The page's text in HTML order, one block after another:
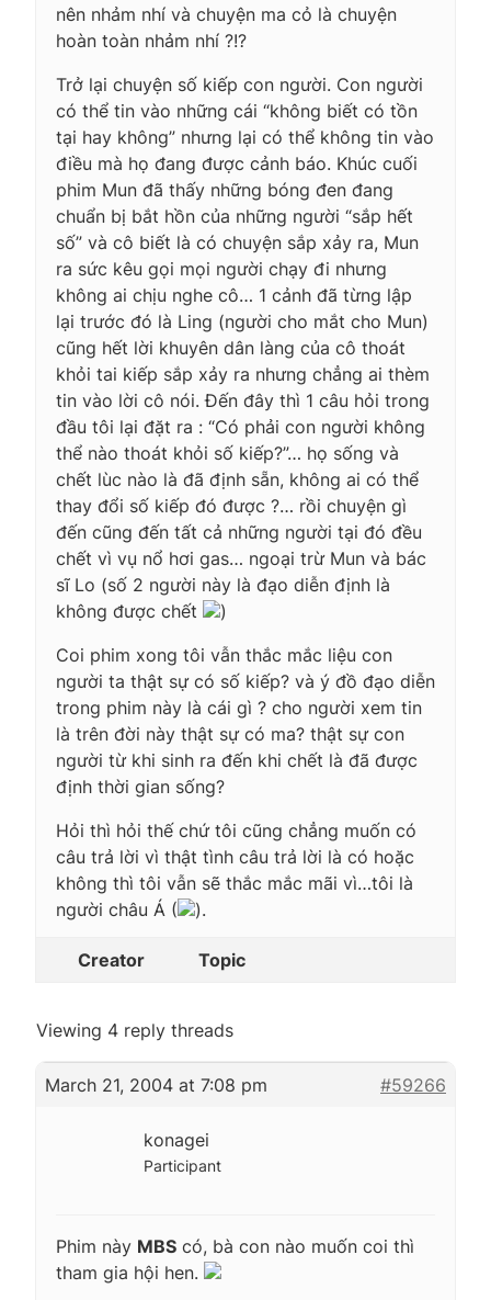
nên nhảm nhí và chuyện ma cỏ là chuyện
hoàn toàn nhảm nhí ?!?
Trở lại chuyện số kiếp con người. Con người
có thể tin vào những cái “không biết có tồn
tại hay không” nhưng lại có thể không tin vào
điều mà họ đang được cảnh báo. Khúc cuối
phim Mun đã thấy những bóng đen đang
chuẩn bị bắt hồn của những người “sắp hết
số” và cô biết là có chuyện sắp xảy ra, Mun
ra sức kêu gọi mọi người chạy đi nhưng
không ai chịu nghe cô… 1 cảnh đã từng lập
lại trước đó là Ling (người cho mắt cho Mun)
cũng hết lời khuyên dân làng của cô thoát
khỏi tai kiếp sắp xảy ra nhưng chẳng ai thèm
tin vào lời cô nói. Đến đây thì 1 câu hỏi trong
đầu tôi lại đặt ra : “Có phải con người không
thể nào thoát khỏi số kiếp?”… họ sống và
chết lùc nào là đã định sẵn, không ai có thể
thay đổi số kiếp đó được ?… rồi chuyện gì
đến cũng đến tất cả những người tại đó đều
chết vì vụ nổ hơi gas… ngoại trừ Mun và bác
sĩ Lo (số 2 người này là đạo diễn định là
không được chết
)
Coi phim xong tôi vẫn thắc mắc liệu con
người ta thật sự có số kiếp? và ý đồ đạo diễn
trong phim này là cái gì ? cho người xem tin
là trên đời này thật sự có ma? thật sự con
người từ khi sinh ra đến khi chết là đã được
định thời gian sống?
Hỏi thì hỏi thế chứ tôi cũng chẳng muốn có
câu trả lời vì thật tình câu trả lời là có hoặc
không thì tôi vẫn sẽ thắc mắc mãi vì…tôi là
người châu Á (
).
Creator Topic
Viewing 4 reply threads
March 21, 2004 at 7:08 pm #59266
konagei
Participant
Phim này MBS có, bà con nào muốn coi thì
tham gia hội hen.